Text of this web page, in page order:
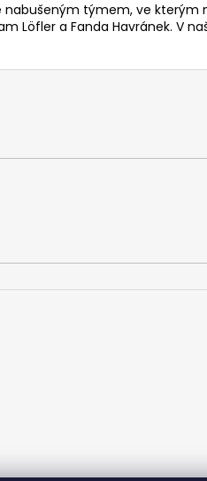
týmem, ve
Löfler a Fanda Havránek.